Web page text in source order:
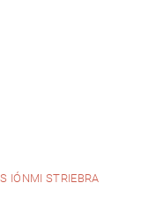
IÓNMI STRIEBRA